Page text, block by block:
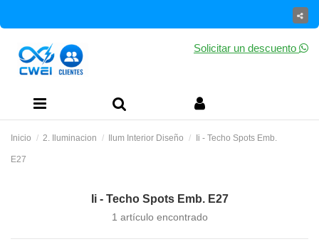
Solicitar un descuento
Inicio 2. Iluminacion Ilum Interior Diseño Ii - Techo Spots Emb.
E27
Ii - Techo Spots Emb. E27
1 artículo encontrado